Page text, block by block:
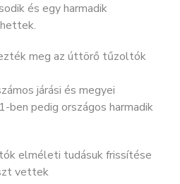
és egy harmadik
meg az úttörő tűzoltók
járási és megyei
ben pedig országos harmadik
elméleti tudásuk frissítése
vettek